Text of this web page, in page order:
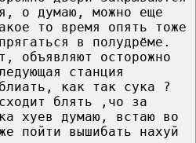
о думаю, можно еще
то время опять тоже
в полудрёме.
объявляют осторожно
станция
как так сука ?
блять ,чо за
хуев думаю, встаю во
пойти вышибать нахуй